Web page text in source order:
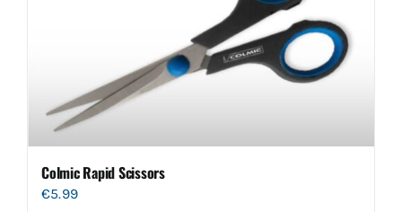
Colmic Rapid Scissors
€5.99